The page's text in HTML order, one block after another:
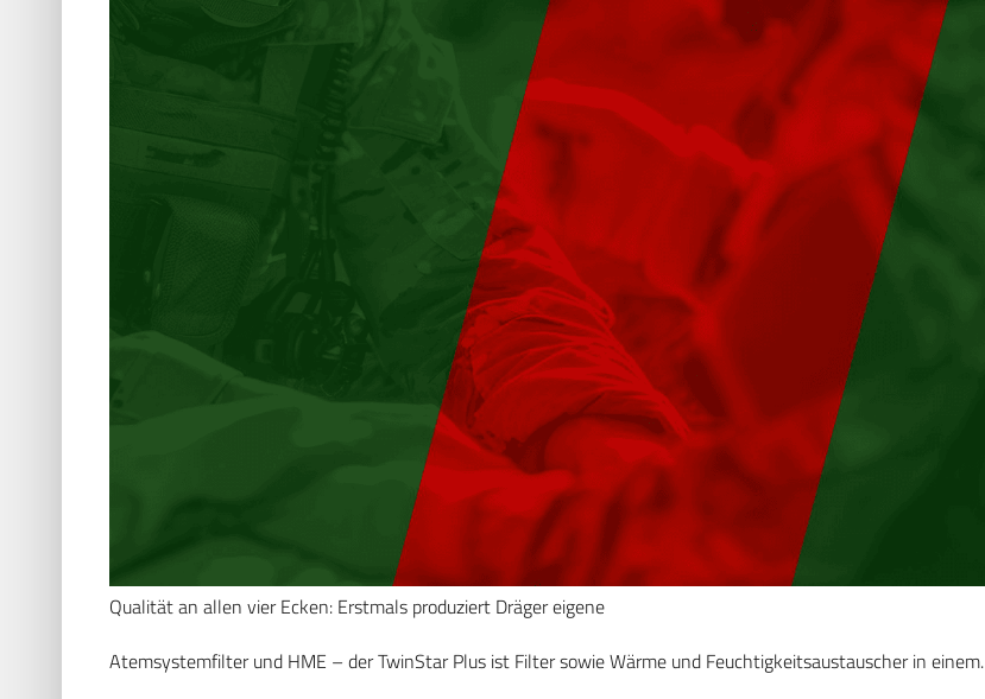
Qualität an allen vier Ecken: Erstmals produziert Dräger eigene
Atemsystemfilter und HME – der TwinStar Plus ist Filter sowie Wärme und Feuchtigkeitsaustauscher in einem.